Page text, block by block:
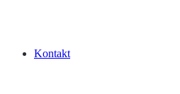
Kontakt